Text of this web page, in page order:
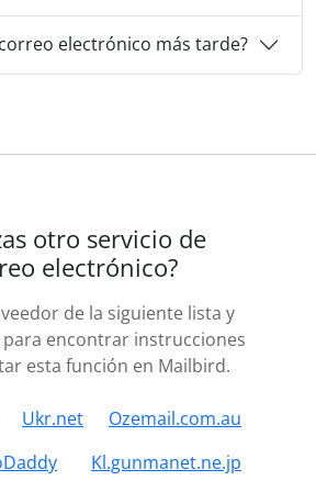
electrónico más tarde?
otro servicio de
electrónico?
de la siguiente lista y
para encontrar instrucciones
esta función en Mailbird.
Ukr.net
Ozemail.com.au
Kl.gunmanet.ne.jp